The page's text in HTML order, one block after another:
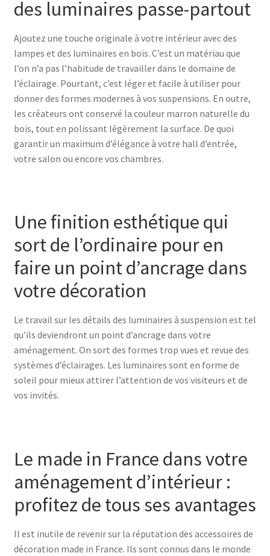
des luminaires passe-partout
Ajoutez une touche originale à votre intérieur avec des
lampes et des luminaires en bois. C’est un matériau que
l’on n’a pas l’habitude de travailler dans le domaine de
l’éclairage. Pourtant, c’est léger et facile à utiliser pour
donner des formes modernes à vos suspensions. En outre,
les créateurs ont conservé la couleur marron naturelle du
bois, tout en polissant légèrement la surface. De quoi
garantir un maximum d’élégance à votre hall d’entrée,
votre salon ou encore vos chambres.
Une finition esthétique qui
sort de l’ordinaire pour en
faire un point d’ancrage dans
votre décoration
Le travail sur les détails des luminaires à suspension est tel
qu’ils deviendront un point d’ancrage dans votre
aménagement. On sort des formes trop vues et revue des
systèmes d’éclairages. Les luminaires sont en forme de
soleil pour mieux attirer l’attention de vos visiteurs et de
vos invités.
Le made in France dans votre
aménagement d’intérieur :
profitez de tous ses avantages
Il est inutile de revenir sur la réputation des accessoires de
décoration made in France. Ils sont connus dans le monde